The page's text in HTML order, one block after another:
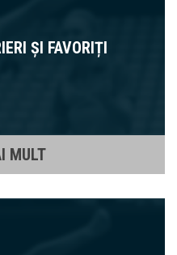
ȘI FAVORIȚI
MULT